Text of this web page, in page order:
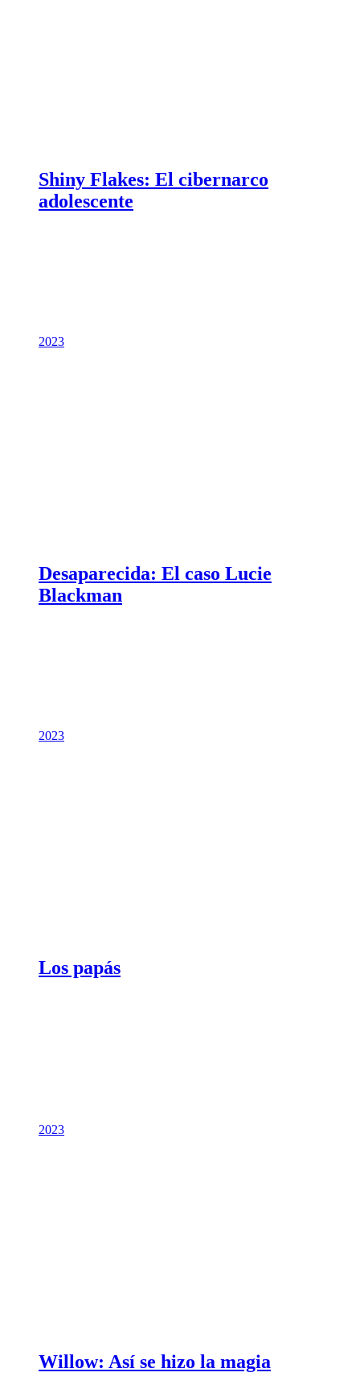
Shiny Flakes: El cibernarco
adolescente
2023
Desaparecida: El caso Lucie
Blackman
2023
Los papás
2023
Willow: Así se hizo la magia